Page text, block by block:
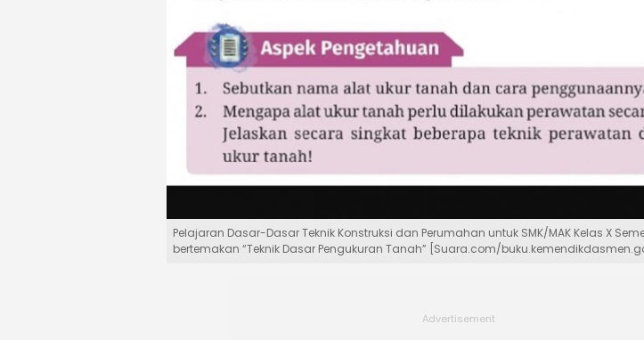
Pelajaran Dasar-Dasar Teknik Konstruksi dan Perumahan untuk SMK/MAK Kelas X
bertemakan “Teknik Dasar Pengukuran Tanah” [Suara.com/